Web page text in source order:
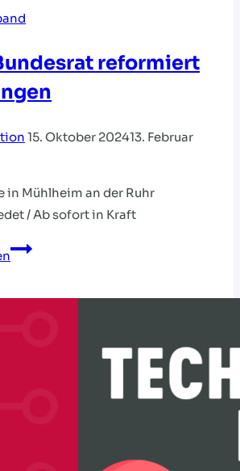
reformiert
15. Oktober 202413. Februar
in Mühlheim an der Ruhr
/ Ab sofort in Kraft
DHB-